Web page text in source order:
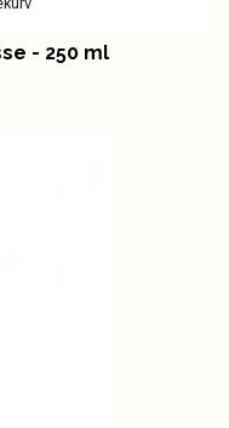
- 250 ml